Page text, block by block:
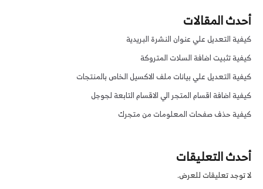
أحدث المقالات
كيفية التعديل علي عنوان النشرة البريدية
كيفية تثبيت اضافة السلات المتروكة
كيفية التعديل علي بيانات ملف الاكسيل الخاص بالمنتجات
كيفية اضافة اقسام المتجر الي الاقسام التابعة لجوجل
كيفية حذف صفحات المعلومات من متجرك
أحدث التعليقات
لا توجد تعليقات للعرض.